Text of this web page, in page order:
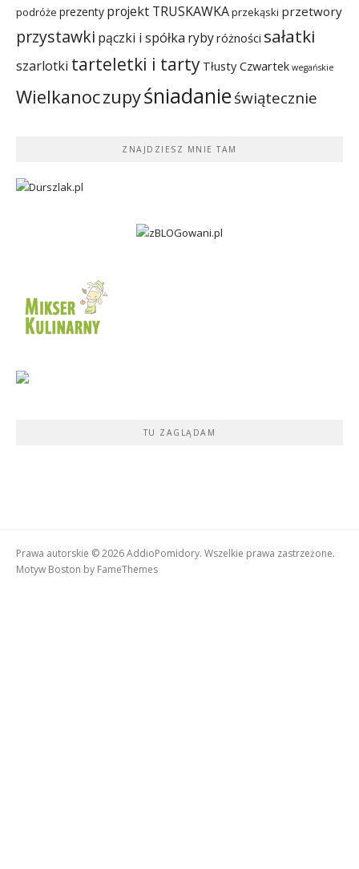
podróże prezenty projekt TRUSKAWKAprzekąski przetwory
przystawki pączki i spółka rybyróżności sałatki
szarlotki tarteletki i tarty Tłusty Czwartek wegańskie
Wielkanoczupyśniadanieświątecznie
ZNAJDZIESZ MNIE TAM
TU ZAGLĄDAM
Prawa autorskie © 2026 AddioPomidory. Wszelkie prawa zastrzeżone.
Motyw Boston by FameThemes